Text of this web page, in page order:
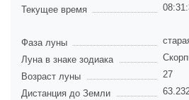
Текущее время
Фаза луны
Луна в знаке зодиака
Возраст луны
27
Дистанция до Земли